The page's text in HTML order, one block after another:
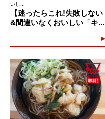
いし...
【迷ったらこれ!失敗しない
&間違いなくおいしい「キ...